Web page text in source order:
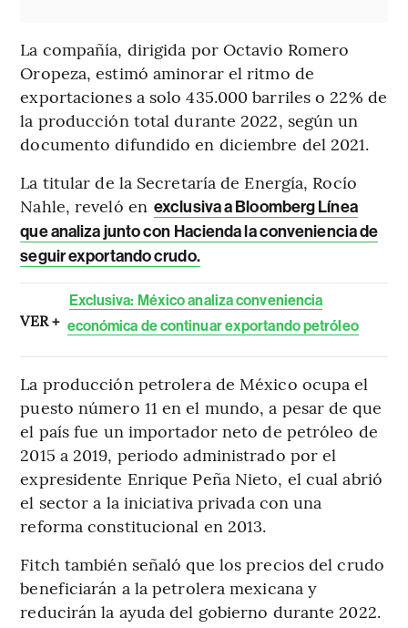
La compañía, dirigida por Octavio Romero
Oropeza, estimó aminorar el ritmo de
exportaciones a solo 435.000 barriles o 22% de
la producción total durante 2022, según un
documento difundido en diciembre del 2021.
La titular de la Secretaría de Energía, Rocío
Nahle, reveló en exclusiva a Bloomberg Línea
que analiza junto con Hacienda la conveniencia de
seguir exportando crudo.
VER +
Exclusiva: México analiza conveniencia
económica de continuar exportando petróleo
La producción petrolera de México ocupa el
puesto número 11 en el mundo, a pesar de que
el país fue un importador neto de petróleo de
2015 a 2019, periodo administrado por el
expresidente Enrique Peña Nieto, el cual abrió
el sector a la iniciativa privada con una
reforma constitucional en 2013.
Fitch también señaló que los precios del crudo
beneficiarán a la petrolera mexicana y
reducirán la ayuda del gobierno durante 2022.